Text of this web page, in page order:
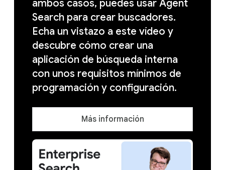
ambos casos, puedes usar Agent
Search para crear buscadores.
Echa un vistazo a este vídeo y
descubre cómo crear una
aplicación de búsqueda interna
con unos requisitos mínimos de
programación y configuración.
Más información